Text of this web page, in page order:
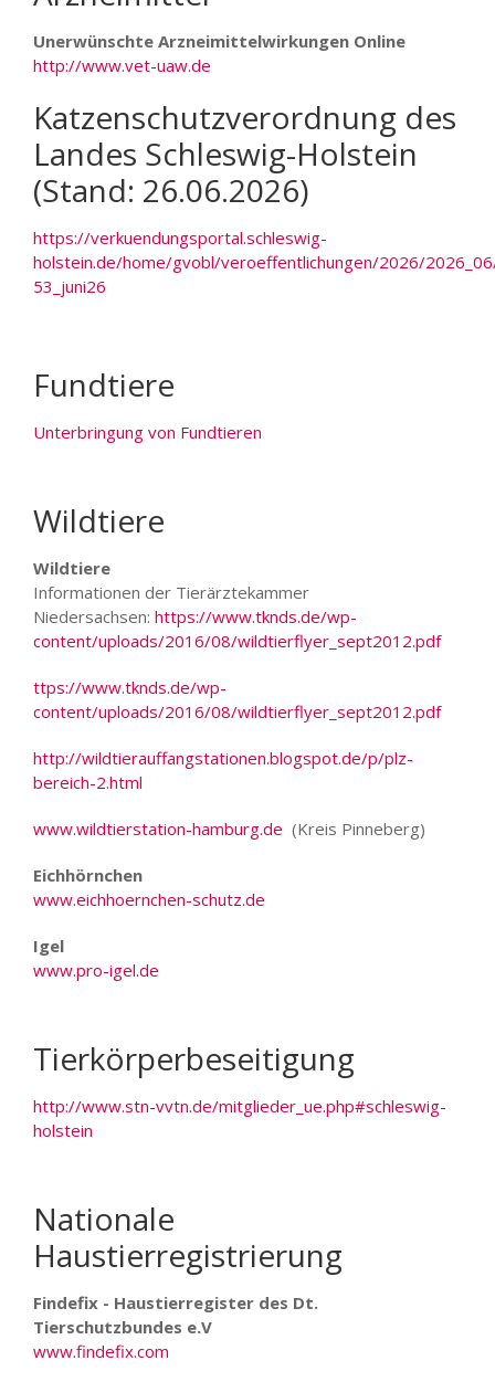
Unerwünschte Arzneimittelwirkungen Online
http://www.vet-uaw.de
Katzenschutzverordnung des
Landes Schleswig-Holstein
(Stand: 26.06.2026)
https://verkuendungsportal.schleswig-
holstein.de/home/gvobl/veroeffentlichungen/2026/
53_juni26
Fundtiere
Unterbringung von Fundtieren
Wildtiere
Wildtiere
Informationen der Tierärztekammer
Niedersachsen: https://www.tknds.de/wp-
content/uploads/2016/08/wildtierflyer_sept2012.pdf
ttps://www.tknds.de/wp-
content/uploads/2016/08/wildtierflyer_sept2012.pdf
http://wildtierauffangstationen.blogspot.de/p/plz-
bereich-2.html
www.wildtierstation-hamburg.de (Kreis Pinneberg)
Eichhörnchen
www.eichhoernchen-schutz.de
Igel
www.pro-igel.de
Tierkörperbeseitigung
http://www.stn-vvtn.de/mitglieder_ue.php#schleswig-
holstein
Nationale
Haustierregistrierung
Findefix - Haustierregister des Dt.
Tierschutzbundes e.V
www.findefix.com